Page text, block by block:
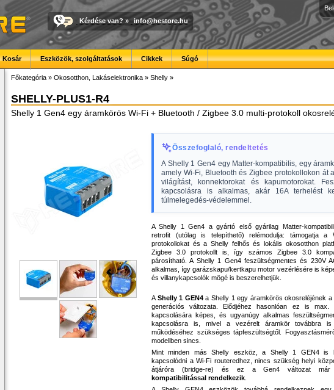
Kérdése van? » info@hestore.hu
Kosár Eszközök, szolgáltatások Cikkek Súgó
Főkategória » Okosotthon, Lakáselektronika » Shelly »
SHELLY-PLUS1-R4
Shelly 1 Gen4 egy áramkörös Wi-Fi + Bluetooth / Zigbee 3.0 multi-protokoll
Összefoglaló, rendeltetés
A Shelly 1 Gen4 egy Matter-kompatibilis, egy
amely Wi-Fi, Bluetooth és Zigbee protokollokon át
világítást, konnektorokat és kapumotorokat.
kapcsolásra is alkalmas, akár 16A terhelést
túlmelegedés-védelemmel.
A Shelly 1 Gen4 a gyártó első gyárilag Matter-
retrofit (utólag is telepíthető) relémodulja: támogatja a
protokollokat és a Shelly felhős és lokális okosotthon
Zigbee 3.0 protokollt is, így számos Zigbee 3.0
párosítható. A Shelly 1 Gen4 feszültségmentes és 230V
alkalmas, így garázskapu/kertkapu motor vezérlésére is
és villanykapcsolók mögé is beszerelhetjük.
A Shelly 1 GEN4a Shelly 1 egy áramkörös okosreléjének a
generációs változata. Elődjéhez hasonlóan ez is max.
kapcsolására képes, és ugyanúgy alkalmas
kapcsolásra is, mivel a vezérelt áramkör továbbra
működéséhez szükséges tápfeszültségtől.
modellben sincs.
Mint minden más Shelly eszköz, a Shelly 1 GEN4 is
kapcsolódni a Wi-Fi routeredhez, nincs szükség helyi
átjáróra (bridge-re) és ez a Gen4 változat
kompatibilitással rendelkezik